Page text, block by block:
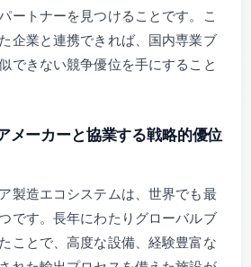
ートナーを見つけることです。こ
企業と連携できれば、国内専業ブ
できない競争優位を手にすること
メーカーと協業する戦略的優位
製造エコシステムは、世界でも最
です。長年にわたりグローバルブ
ことで、高度な設備、経験豊富な